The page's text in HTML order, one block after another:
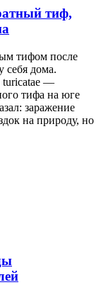
тиф,
тифом после
себя дома.
turicatae —
тифа на юге
заражение
на природу, но